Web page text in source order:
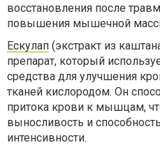
восстановления после
повышения мышечной
Ескулап (экстракт из
препарат, который
средства для улучшения
тканей кислородом. Он
притока крови к мышцам,
выносливость и
интенсивности.